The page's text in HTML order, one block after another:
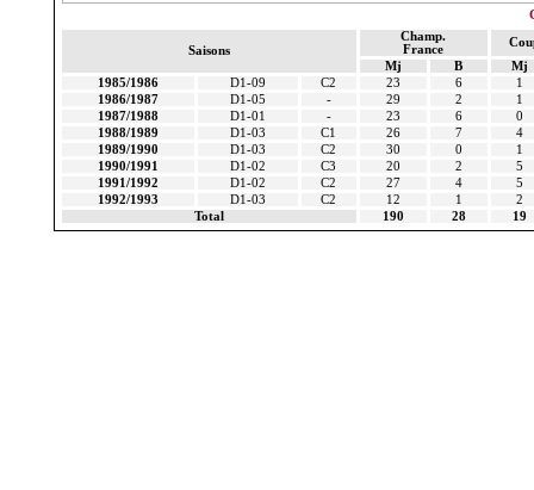
Saisons
Champ.
France
Mj
B
Mj
1985/1986
D1-09 C2 23 6
1
1986/1987
D1-05 - 29 2
1
1987/1988
D1-01 - 23 6
0
1988/1989
D1-03 C1 26 7
4
1989/1990
D1-03 C2 30 0
1
1990/1991
D1-02 C3 20 2
5
1991/1992
D1-02 C2 27 4
5
1992/1993
D1-03 C2 12 1
2
Total
190 28 19